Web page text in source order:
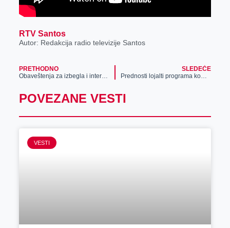
RTV Santos
Autor: Redakcija radio televizije Santos
PRETHODNO
Obaveštenja za izbegla i interno raseljena lica – kupovina seoskih kuća i dodela pomoći
SLEDEĆE
Prednosti lojalti programa kompanije Gomex
POVEZANE VESTI
VESTI